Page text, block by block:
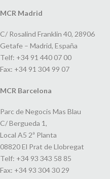
MCR Madrid
C/ Rosalind Franklin 40, 28906
Getafe – Madrid, España
Telf: +34 91 440 07 00
Fax: +34 91 304 99 07
MCR Barcelona
Parc de Negocis Mas Blau
C/ Bergueda 1,
Local A5 2ª Planta
08820 El Prat de Llobregat
Telf: +34 93 343 58 85
Fax: +34 93 304 30 29